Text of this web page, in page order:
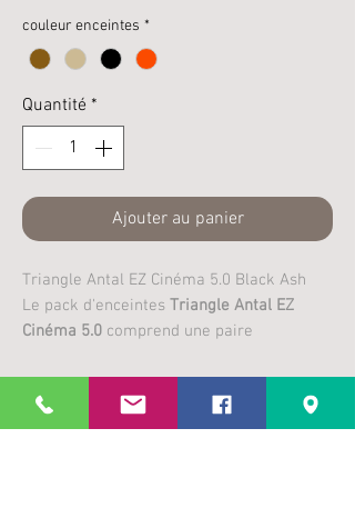
couleur enceintes *
Quantité *
Ajouter au panier
Triangle Antal EZ Cinéma 5.0 Black Ash
Le pack d'enceintes Triangle Antal EZ
Cinéma 5.0 comprend une paire
une enceinte centrale Triangle Voce Ez et
une paire d'enceintes compactes Triangle
Comete Ez utilisées comme enceintes
Plus